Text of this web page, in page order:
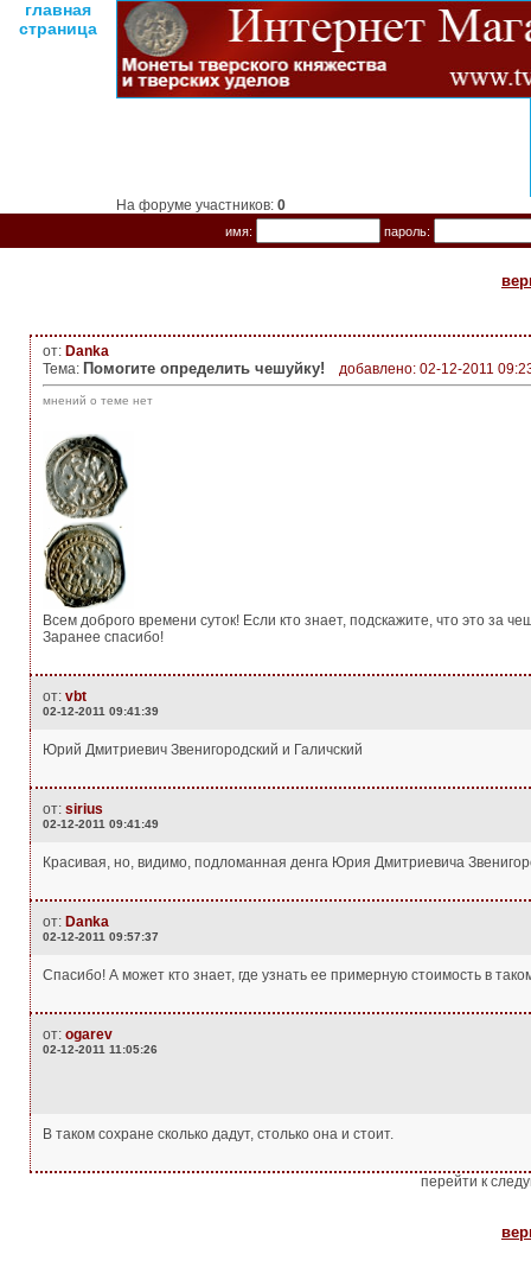
главная
страница
На форуме участников: 0
имя: пароль:
от: Danka
Тема: Помогите определить чешуйку! добавлено: 02-12-2011
мнений о теме нет
Всем доброго времени суток! Если кто знает, подскажите, что это за
Заранее спасибо!
от: vbt
02-12-2011 09:41:39
Юрий Дмитриевич Звенигородский и Галичский
от: sirius
02-12-2011 09:41:49
Красивая, но, видимо, подломанная денга Юрия Дмитриевича
от: Danka
02-12-2011 09:57:37
Спасибо! А может кто знает, где узнать ее примерную стоимость в
от: ogarev
02-12-2011 11:05:26
В таком сохране сколько дадут, столько она и стоит.
перейти к